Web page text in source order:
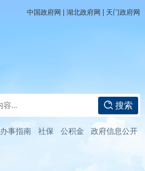
中国政府网 | 湖北政府网 | 天门政府网
搜索
办事指南 社保 公积金 政府信息公开